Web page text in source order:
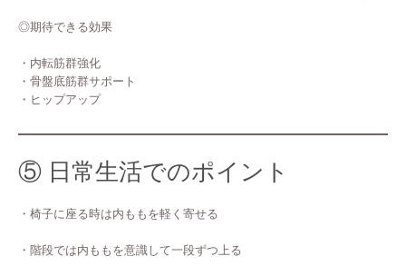
◎期待できる効果
・内転筋群強化
・骨盤底筋群サポート
・ヒップアップ
⑤ 日常生活でのポイント
・椅子に座る時は内ももを軽く寄せる
・階段では内ももを意識して一段ずつ上る